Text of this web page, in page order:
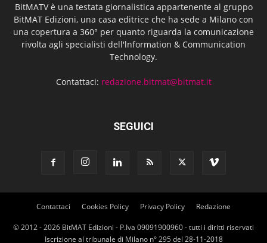
BitMATV è una testata giornalistica appartenente al gruppo
BitMAT Edizioni, una casa editrice che ha sede a Milano con
una copertura a 360° per quanto riguarda la comunicazione
rivolta agli specialisti dell'lnformation & Communication
Technology.
Contattaci: redazione.bitmat@bitmat.it
SEGUICI
Contattaci Cookies Policy Privacy Policy Redazione
© 2012 - 2026 BitMAT Edizioni - P.Iva 09091900960 - tutti i diritti riservati
Iscrizione al tribunale di Milano n° 295 del 28-11-2018